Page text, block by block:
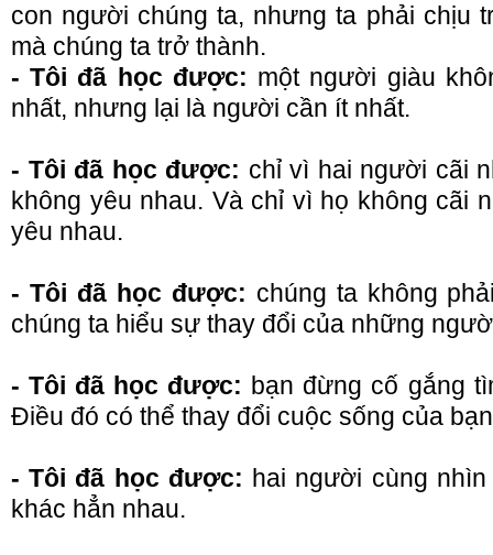
con người chúng ta, nhưng ta phải chịu
mà chúng ta trở thành.
- Tôi đã học được: một người giàu
nhất, nhưng lại là người cần ít nhất.
- Tôi đã học được: chỉ vì hai người cãi
không yêu nhau. Và chỉ vì họ không cãi
yêu nhau.
- Tôi đã học được: chúng ta không
chúng ta hiểu sự thay đổi của những
- Tôi đã học được: bạn đừng cố gắng
Điều đó có thể thay đổi cuộc sống của
- Tôi đã học được: hai người cùng
khác hẳn nhau.